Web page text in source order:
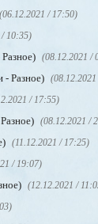
(06.12.2021 / 17:50)
10:35)
(08.12.2021 /
- Разное)
/ 17:55)
(08.12.2021 /
(11.12.2021 / 17:25)
/ 19:07)
(12.12.2021 /